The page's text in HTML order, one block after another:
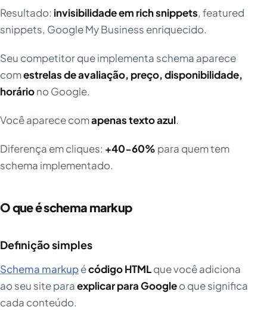
Resultado: invisibilidade em rich snippets, featured
snippets, Google My Business enriquecido.
Seu competitor que implementa schema aparece
comestrelas de avaliação, preço, disponibilidade,
horáriono Google.
Você aparece comapenas texto azul.
Diferença em cliques: +40-60% para quem tem
schema implementado.
O que é schema markup
Definição simples
Schema markupécódigo HTMLque você adiciona
ao seu site paraexplicar para Googleo que significa
cada conteúdo.